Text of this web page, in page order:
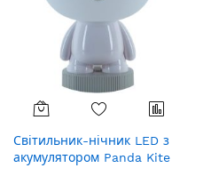
Світильник-нічник LED з
акумулятором Panda Kite